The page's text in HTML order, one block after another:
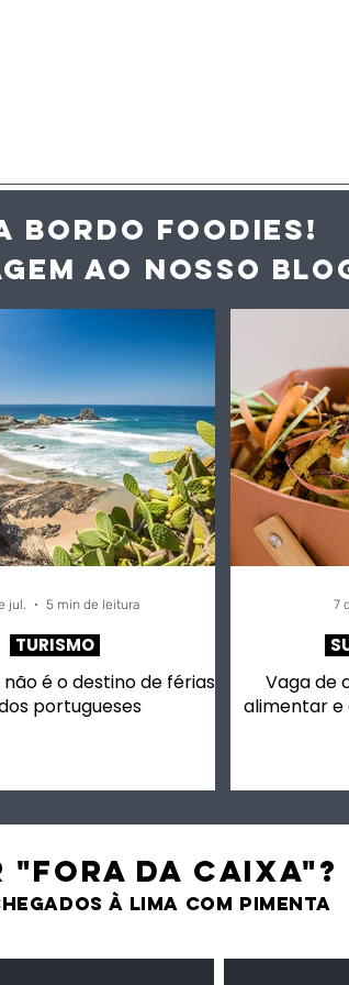
Há uma exposição
gratuita em Tavira que
mostra um lado dos
mercados que quase
ninguém conhece
BORDO FOODIES!
AO NOSSO
é o destino de férias
dos portugueses
TURISMO
jul. 5 min de leitura
Vaga de
alimentar e
7
"fora da caixa"?
À LIMA COM PIMENTA